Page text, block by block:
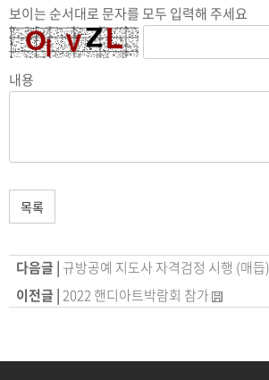
보이는 순서대로 문자를 모두 입력해 주세요
내용
목록
다음글 | 규방공예 지도사 자격검정 시행 (매듭)
이전글 | 2022 핸디아트박람회 참가